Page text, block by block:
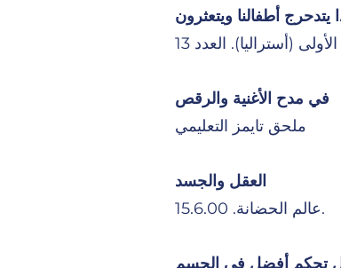
يتدحرج أطفالنا ويتعثرون
في مدح الأغنية والرقص
ملحق تايمز التعليمي
العقل والجسد
عالم الحضانة. 15.6.00.
تحكم أفضل في الجسم